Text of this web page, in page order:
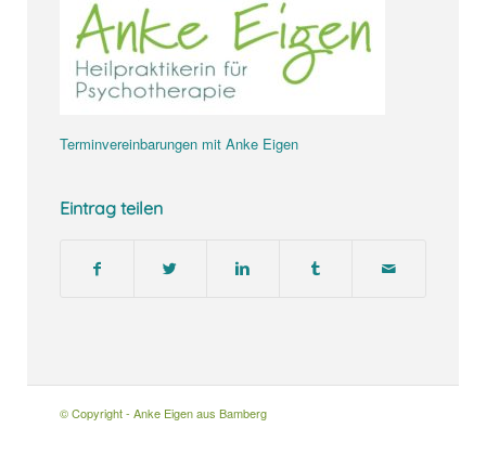
Terminvereinbarungen mit Anke Eigen
Eintrag teilen
© Copyright - Anke Eigen aus Bamberg